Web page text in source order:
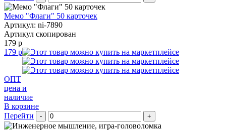
Мемо "Флаги" 50 карточек
Артикул: ni-7890
Артикул скопирован
179 р
179 р
ОПТ
цена и
наличие
В корзине
Перейти
- +